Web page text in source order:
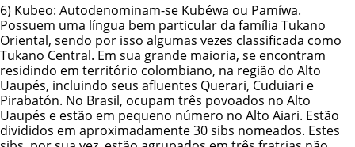
6) Kubeo: Autodenominam-se Kubéwa ou Pamíwa.
Possuem uma língua bem particular da família Tukano
Oriental, sendo por isso algumas vezes classificada como
Tukano Central. Em sua grande maioria, se encontram
residindo em território colombiano, na região do Alto
Uaupés, incluindo seus afluentes Querari, Cuduiari e
Pirabatón. No Brasil, ocupam três povoados no Alto
Uaupés e estão em pequeno número no Alto Aiari. Estão
divididos em aproximadamente 30 sibs nomeados. Estes